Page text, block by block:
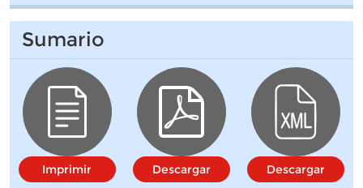
Sumario
Imprimir Descargar Descargar